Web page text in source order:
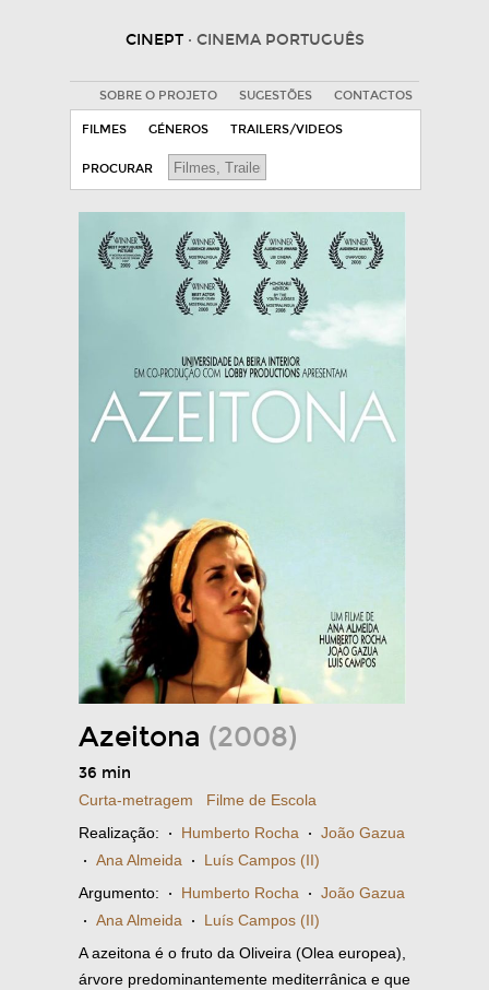
CINEPT · CINEMA PORTUGUÊS
SOBRE O PROJETO SUGESTÕES CONTACTOS
FILMES GÉNEROS TRAILERS/VIDEOS
PROCURAR
Azeitona (2008)
36 min
Curta-metragem
Filme de Escola
Realização: · Humberto Rocha · João Gazua
· Ana Almeida · Luís Campos (II)
Argumento: · Humberto Rocha · João Gazua
· Ana Almeida · Luís Campos (II)
A azeitona é o fruto da Oliveira (Olea europea),
árvore predominantemente mediterrânica e que